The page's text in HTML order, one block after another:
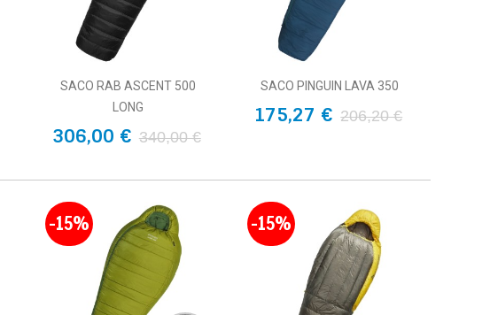
SACO RAB ASCENT 500
LONG
306,00 € 340,00 €
SACO PINGUIN LAVA 350
175,27 € 206,20 €
-15% -15%